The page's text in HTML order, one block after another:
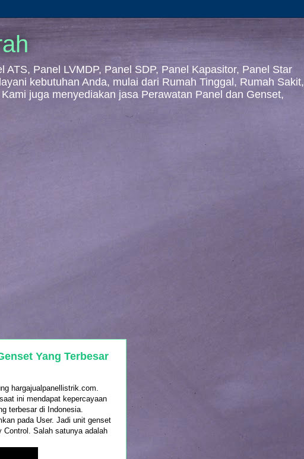
Panel LVMDP, Panel SDP, Panel Kapasitor, Panel Star
kebutuhan Anda, mulai dari Rumah Tinggal, Rumah Sakit,
juga menyediakan jasa Perawatan Panel dan Genset,
Yang Terbesar
hargajualpanellistrik.com.
ini mendapat kepercayaan
terbesar di Indonesia.
pada User. Jadi unit genset
Salah satunya adalah